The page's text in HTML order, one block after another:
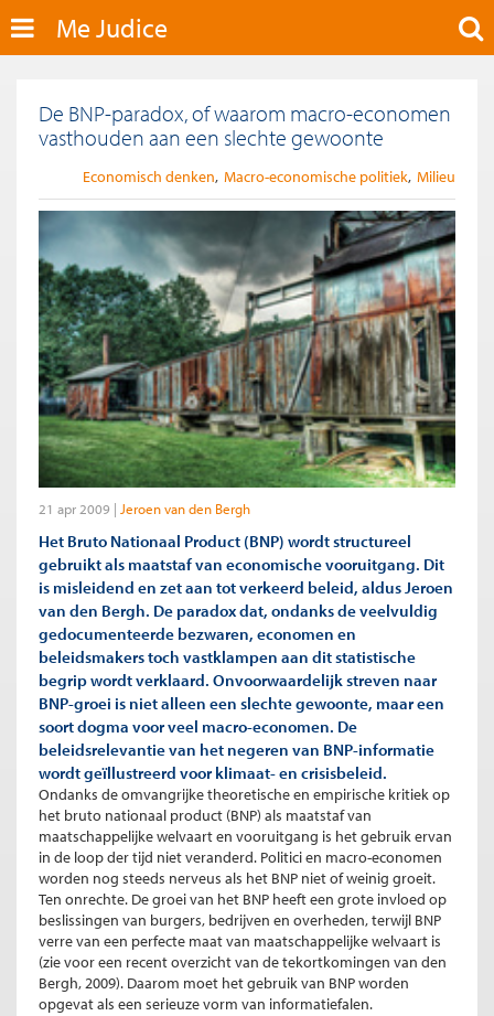
Me Judice
De BNP-paradox, of waarom macro-economen
vasthouden aan een slechte gewoonte
Economisch denken Macro-economische politiek Milieu
21 apr 2009 Jeroen van den Bergh
Het Bruto Nationaal Product (BNP) wordt structureel
gebruikt als maatstaf van economische vooruitgang. Dit
is misleidend en zet aan tot verkeerd beleid, aldus Jeroen
van den Bergh. De paradox dat, ondanks de veelvuldig
gedocumenteerde bezwaren, economen en
beleidsmakers toch vastklampen aan dit statistische
begrip wordt verklaard. Onvoorwaardelijk streven naar
BNP-groei is niet alleen een slechte gewoonte, maar een
soort dogma voor veel macro-economen. De
beleidsrelevantie van het negeren van BNP-informatie
wordt geïllustreerd voor klimaat- en crisisbeleid.
Ondanks de omvangrijke theoretische en empirische kritiek op
het bruto nationaal product (BNP) als maatstaf van
maatschappelijke welvaart en vooruitgang is het gebruik ervan
in de loop der tijd niet veranderd. Politici en macro-economen
worden nog steeds nerveus als het BNP niet of weinig groeit.
Ten onrechte. De groei van het BNP heeft een grote invloed op
beslissingen van burgers, bedrijven en overheden, terwijl BNP
verre van een perfecte maat van maatschappelijke welvaart is
(zie voor een recent overzicht van de tekortkomingen van den
Bergh, 2009). Daarom moet het gebruik van BNP worden
opgevat als een serieuze vorm van informatiefalen.